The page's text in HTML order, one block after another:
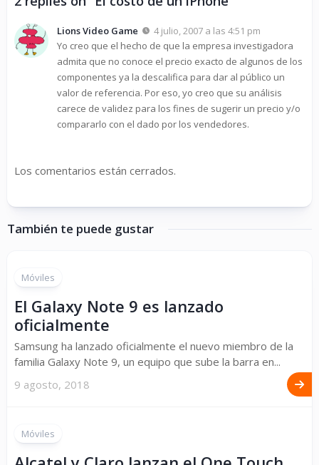
Lions Video Game
4 julio, 2007 a las 4:51 pm
Yo creo que el hecho de que la empresa investigadora
admita que no conoce el precio exacto de algunos de los
componentes ya la descalifica para dar al público un
valor de referencia. Por eso, yo creo que su análisis
carece de validez para los fines de sugerir un precio y/o
compararlo con el dado por los vendedores.
Los comentarios están cerrados.
También te puede gustar
Móviles
El Galaxy Note 9 es lanzado
oficialmente
Samsung ha lanzado oficialmente el nuevo miembro de la
familia Galaxy Note 9, un equipo que sube la barra en...
9 agosto, 2018
Móviles